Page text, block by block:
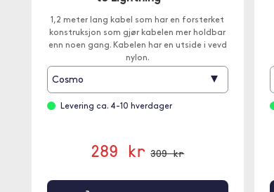
1,2 meter lang kabel som har en forsterket
konstruksjon som gjør kabelen mer holdbar
enn noen gang. Kabelen har en utside i vevd
nylon.
Cosmo ▾
Levering ca. 4-10 hverdager
289 kr 309 kr